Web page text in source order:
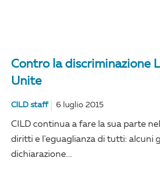
Contro la discriminazione
Unite
CILD staff 6 luglio 2015
CILD continua a fare la sua parte
diritti e l'eguaglianza di tutti: alcuni
dichiarazione...